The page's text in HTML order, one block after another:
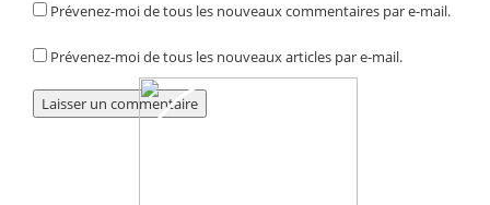
Prévenez-moi de tous les nouveaux commentaires par e-mail.
Prévenez-moi de tous les nouveaux articles par e-mail.